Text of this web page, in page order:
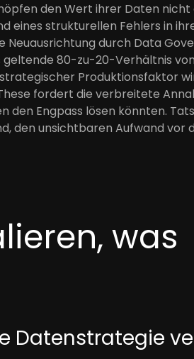
den Wert ihrer Daten nicht
eines strukturellen Fehlers in
durch Data
80-zu-20-Verhältnis
Produktionsfaktor
fordert die verbreitete
den Engpass lösen könnten.
den unsichtbaren Aufwand vor
was
Datenstrategie